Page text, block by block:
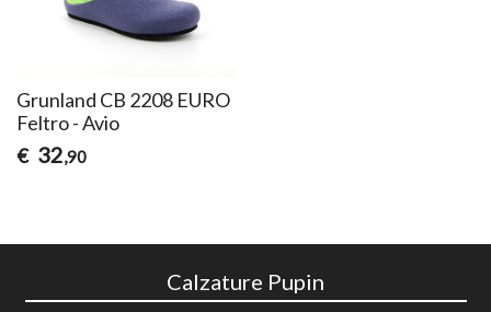
Grunland CB 2208 EURO
Feltro - Avio
€ 32,90
Calzature Pupin